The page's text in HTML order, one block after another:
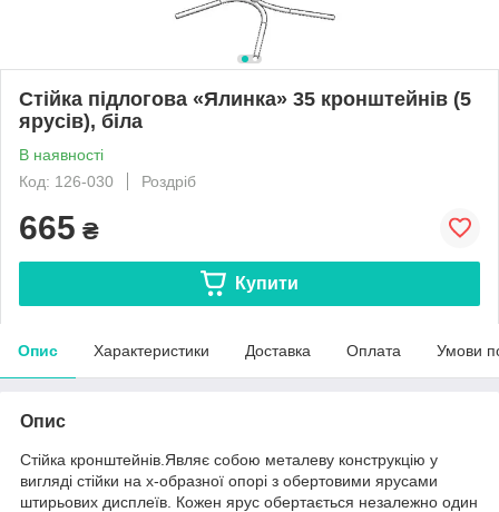
Стійка підлогова «Ялинка» 35 кронштейнів (5
ярусів), біла
В наявності
Код: 126-030
Роздріб
665 ₴
Купити
Опис Характеристики Доставка Оплата Умови
Опис
Стійка кронштейнів.Являє собою металеву конструкцію у
вигляді стійки на х-образної опорі з обертовими ярусами
штирьових дисплеїв. Кожен ярус обертається незалежно один